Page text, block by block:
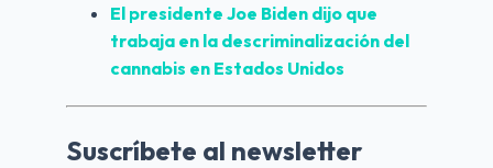
El presidente Joe Biden dijo que
trabaja en la descriminalización del
cannabis en Estados Unidos
Suscríbete al newsletter